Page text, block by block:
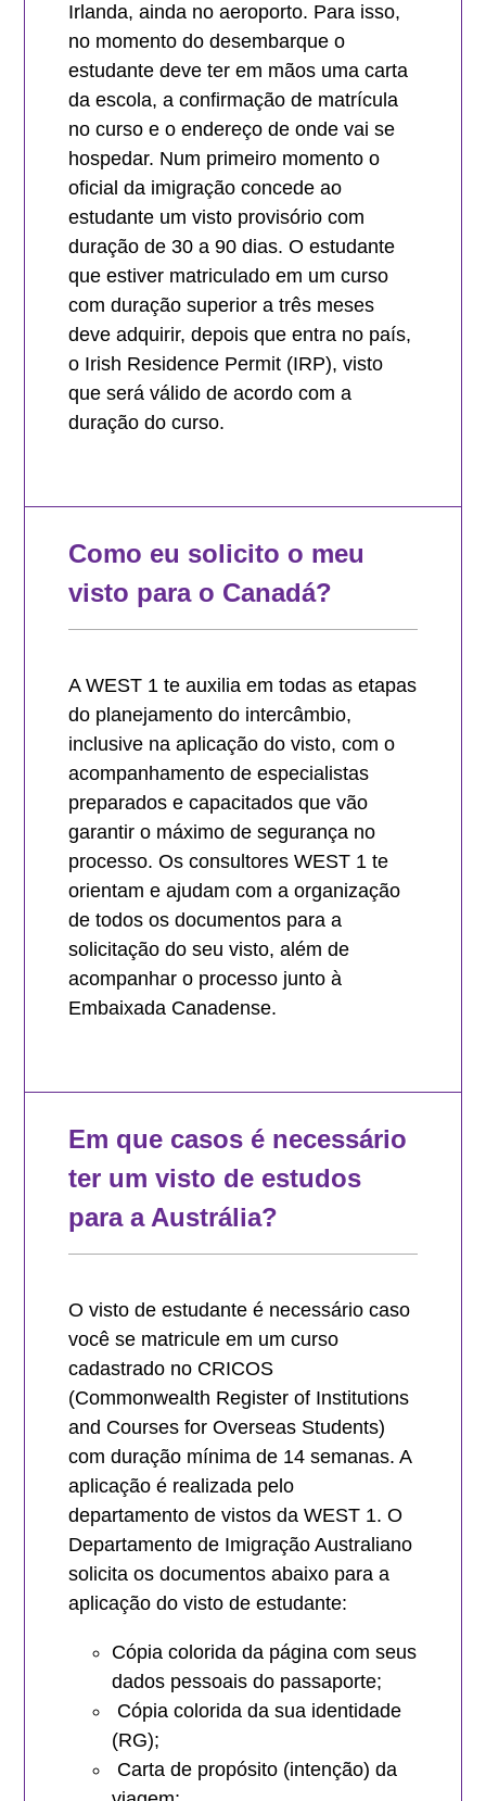
Irlanda, ainda no aeroporto. Para isso,
no momento do desembarque o
estudante deve ter em mãos uma carta
da escola, a confirmação de matrícula
no curso e o endereço de onde vai se
hospedar. Num primeiro momento o
oficial da imigração concede ao
estudante um visto provisório com
duração de 30 a 90 dias. O estudante
que estiver matriculado em um curso
com duração superior a três meses
deve adquirir, depois que entra no país,
o Irish Residence Permit (IRP), visto
que será válido de acordo com a
duração do curso.
Como eu solicito o meu
visto para o Canadá?
A WEST 1 te auxilia em todas as etapas
do planejamento do intercâmbio,
inclusive na aplicação do visto, com o
acompanhamento de especialistas
preparados e capacitados que vão
garantir o máximo de segurança no
processo. Os consultores WEST 1 te
orientam e ajudam com a organização
de todos os documentos para a
solicitação do seu visto, além de
acompanhar o processo junto à
Embaixada Canadense.
Em que casos é necessário
ter um visto de estudos
para a Austrália?
O visto de estudante é necessário caso
você se matricule em um curso
cadastrado no CRICOS
(Commonwealth Register of Institutions
and Courses for Overseas Students)
com duração mínima de 14 semanas. A
aplicação é realizada pelo
departamento de vistos da WEST 1. O
Departamento de Imigração Australiano
solicita os documentos abaixo para a
aplicação do visto de estudante:
Cópia colorida da página com seus
dados pessoais do passaporte;
Cópia colorida da sua identidade
(RG);
Carta de propósito (intenção) da